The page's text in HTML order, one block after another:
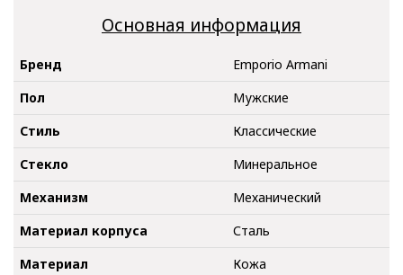
Основная информация
Бренд
Emporio Armani
Пол
Мужские
Стиль
Классические
Стекло
Минеральное
Механизм
Механический
Материал корпуса
Сталь
Материал
Кожа